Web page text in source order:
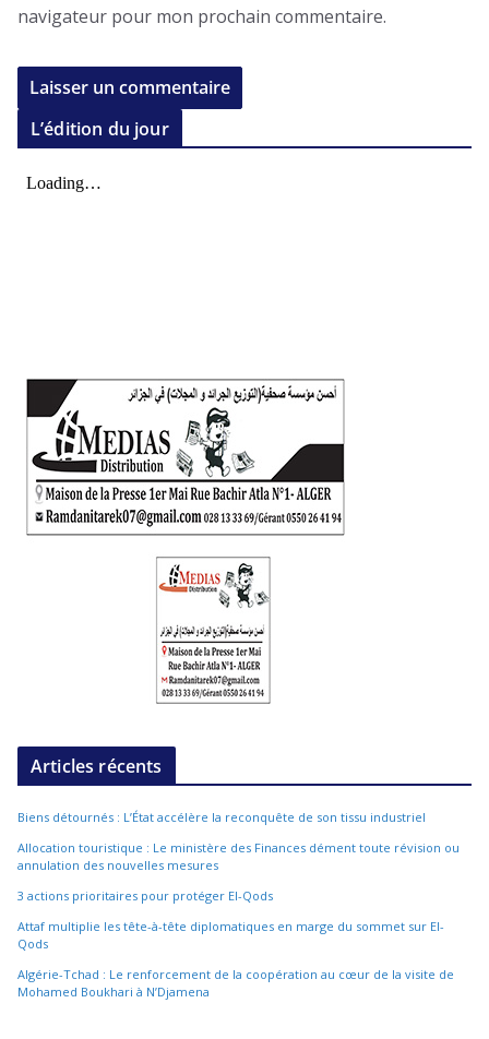
navigateur pour mon prochain commentaire.
L’édition du jour
Articles récents
Biens détournés : L’État accélère la reconquête de son tissu industriel
Allocation touristique : Le ministère des Finances dément toute révision ou
annulation des nouvelles mesures
3 actions prioritaires pour protéger El-Qods
Attaf multiplie les tête-à-tête diplomatiques en marge du sommet sur El-
Qods
Algérie-Tchad : Le renforcement de la coopération au cœur de la visite de
Mohamed Boukhari à N’Djamena